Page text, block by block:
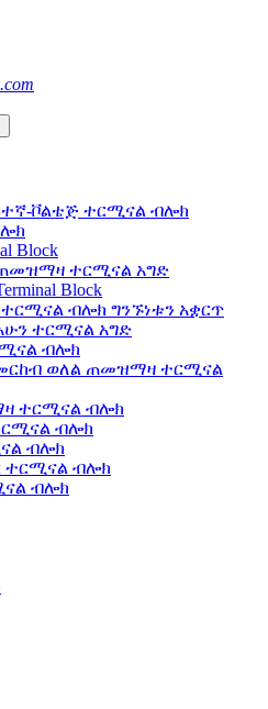
ቮልቴጅ ተርሚናል ብሎክ
Block
ተርሚናል አግድ
Block
ተርሚናል ብሎክ ግንኙነቱን አቋርጥ
ተርሚናል አግድ
ብሎክ
ወለል ጠመዝማዛ ተርሚናል
ተርሚናል ብሎክ
ብሎክ
ብሎክ
ተርሚናል ብሎክ
ብሎክ